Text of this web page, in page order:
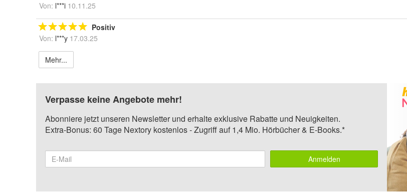
Von: l***i 10.11.25
Positiv
Von: l***y 17.03.25
Mehr...
Verpasse keine Angebote mehr!
Abonniere jetzt unseren Newsletter und erhalte exklusive Rabatte und Neuigkeiten.
Extra-Bonus: 60 Tage Nextory kostenlos - Zugriff auf 1,4 Mio. Hörbücher & E-Books.*
Anmelden